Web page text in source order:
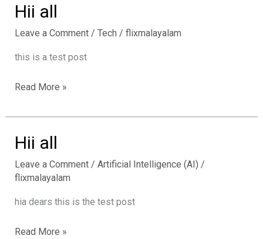
Hii all
Leave a Comment / Tech / flixmalayalam
this is a test post
Hii
Read More »
Hii all
Leave a Comment / Artificial Intelligence (AI) /
flixmalayalam
hia dears this is the test post
Hii
Read More »